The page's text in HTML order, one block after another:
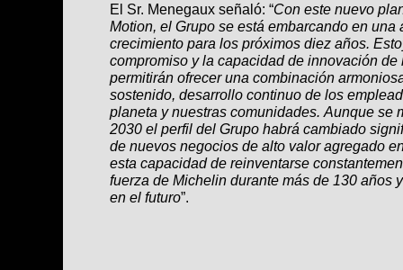
El Sr. Menegaux señaló: “Con este nuevo
Motion, el Grupo se está embarcando en
crecimiento para los próximos diez años.
compromiso y la capacidad de innovación de
permitirán ofrecer una combinación
sostenido, desarrollo continuo de los
planeta y nuestras comunidades. Aunque se
2030 el perfil del Grupo habrá cambiado
de nuevos negocios de alto valor agregado
esta capacidad de reinventarse
fuerza de Michelin durante más de 130 años
en el futuro”.